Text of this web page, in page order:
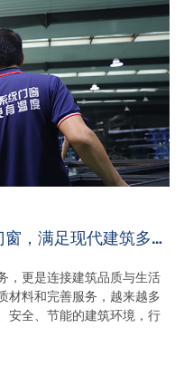
，满足现代建筑多元
，更是连接建筑品质与生活
材料和完善服务，越来越多
安全、节能的建筑环境，行